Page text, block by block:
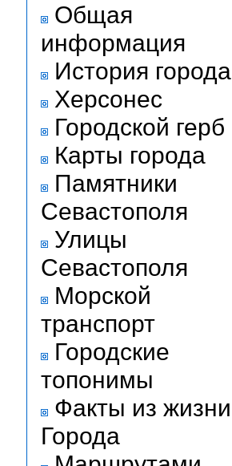
Общая
информация
История города
Херсонес
Городской герб
Карты города
Памятники
Севастополя
Улицы
Севастополя
Морской
транспорт
Городские
топонимы
Факты из жизни
Города